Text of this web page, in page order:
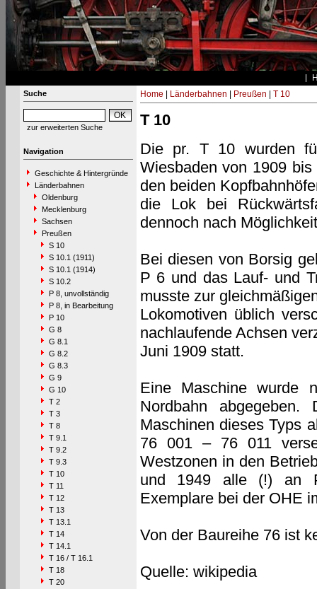
Suche
zur erweiterten Suche
Navigation
Geschichte & Hintergründe
Länderbahnen
Oldenburg
Mecklenburg
Sachsen
Preußen
S 10
S 10.1 (1911)
S 10.1 (1914)
S 10.2
P 8, unvollständig
P 8, in Bearbeitung
P 10
G 8
G 8.1
G 8.2
G 8.3
G 9
G 10
T 2
T 3
T 8
T 9.1
T 9.2
T 9.3
T 10
T 11
T 12
T 13
T 13.1
T 14
T 14.1
T 16 / T 16.1
T 18
T 20
Home Länderbahnen Preußen T 10
T 10
Die pr. T 10 wurden
Wiesbaden von 1909
den beiden
die Lok bei
dennoch nach
Bei diesen von Borsig
P 6 und das Lauf- und
musste zur
Lokomotiven üblich
nachlaufende Achsen
Juni 1909 statt.
Eine Maschine wurde
Nordbahn
Maschinen dieses Typs
76 001 – 76 011
Westzonen in den
und 1949 alle (!) an
Exemplare bei der OHE
Von der Baureihe 76 ist
Quelle: wikipedia